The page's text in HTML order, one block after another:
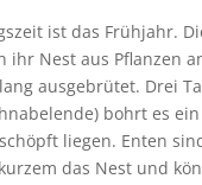
ist das Frühjahr.
ihr Nest aus Pflanzen
ausgebrütet. Drei
bohrt es
liegen. Enten
das Nest und